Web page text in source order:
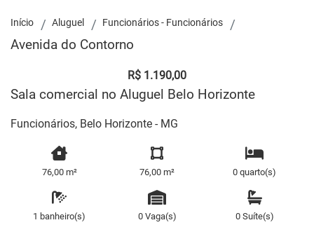
Início Aluguel Funcionários - Funcionários
Avenida do Contorno
R$ 1.190,00
Sala comercial no Aluguel Belo Horizonte
Funcionários, Belo Horizonte - MG
76,00 m² 76,00 m² 0 quarto(s)
1 banheiro(s) 0 Vaga(s) 0 Suíte(s)